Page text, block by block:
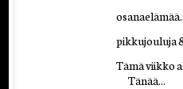
pikkujouluja
Tämä viikko
Tänää...